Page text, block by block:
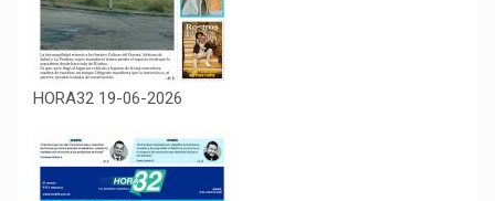
HORA32 19-06-2026